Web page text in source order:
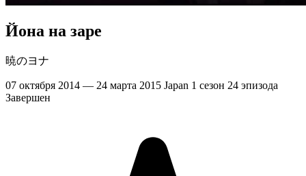
Йона на заре
暁のヨナ
07 октября 2014 — 24 марта 2015 Japan 1 сезон 24 эпизода
Завершен